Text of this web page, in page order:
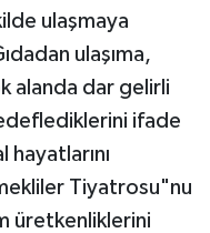
ulaşmaya
ulaşıma,
alanda dar gelirli
ifade
Tiyatrosu"nu
üretkenliklerini